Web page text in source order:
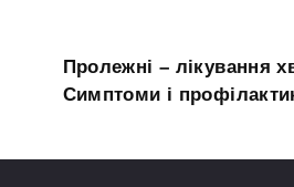
Пролежні – лікування
Симптоми і